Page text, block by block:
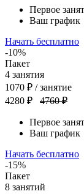
Первое
Ваш график
Начать бесплатно
-10%
Пакет
4 занятия
1070 ₽ / занятие
4280 ₽
4760 ₽
Первое
Ваш график
Начать бесплатно
-15%
Пакет
8 занятий